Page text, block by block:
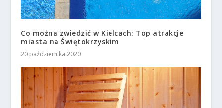
Co można zwiedzić w Kielcach: Top atrakcje
miasta na Świętokrzyskim
20 października 2020